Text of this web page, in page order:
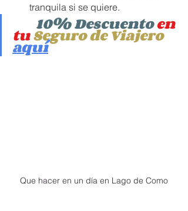
tranquila si se quiere.
10% Descuento en
tu Seguro de Viajero
aquí
Que hacer en un día en Lago de Como